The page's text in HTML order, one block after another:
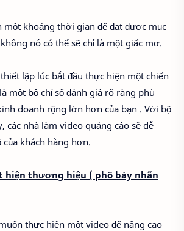
một khoảng thời gian để đạt được mục
nó có thể sẽ chỉ là một giấc mơ.
lập lúc bắt đầu thực hiện một chiến
một bộ chỉ số đánh giá rõ ràng phù
doanh rộng lớn hơn của bạn . Với bộ
các nhà làm video quảng cáo sẽ dễ
khách hàng hơn.
hiện thương hiệu ( phô bày nhãn
thực hiện một video để nâng cao